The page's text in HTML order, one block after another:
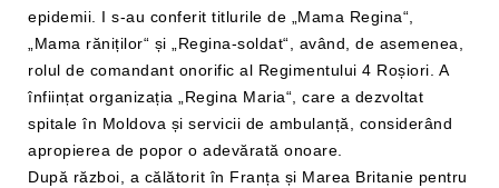
epidemii. I s-au conferit titlurile de „Mama Regina“,
„Mama răniților“ și „Regina-soldat“, având, de asemenea,
rolul de comandant onorific al Regimentului 4 Roșiori. A
înființat organizația „Regina Maria“, care a dezvoltat
spitale în Moldova și servicii de ambulanță, considerând
apropierea de popor o adevărată onoare.
După război, a călătorit în Franța și Marea Britanie pentru